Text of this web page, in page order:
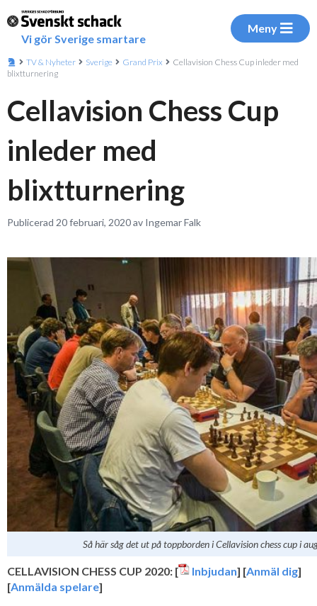
Vi gör Sverige smartare
Meny
TV & Nyheter Sverige Grand Prix
Cellavision Chess Cup inleder med
blixtturnering
Cellavision Chess Cup
inleder med
blixtturnering
Publicerad 20 februari, 2020 av Ingemar Falk
Så här såg det ut på toppborden i Cellavision chess cup i
CELLAVISION CHESS CUP 2020: [ Inbjudan] [Anmäl dig]
[Anmälda spelare]